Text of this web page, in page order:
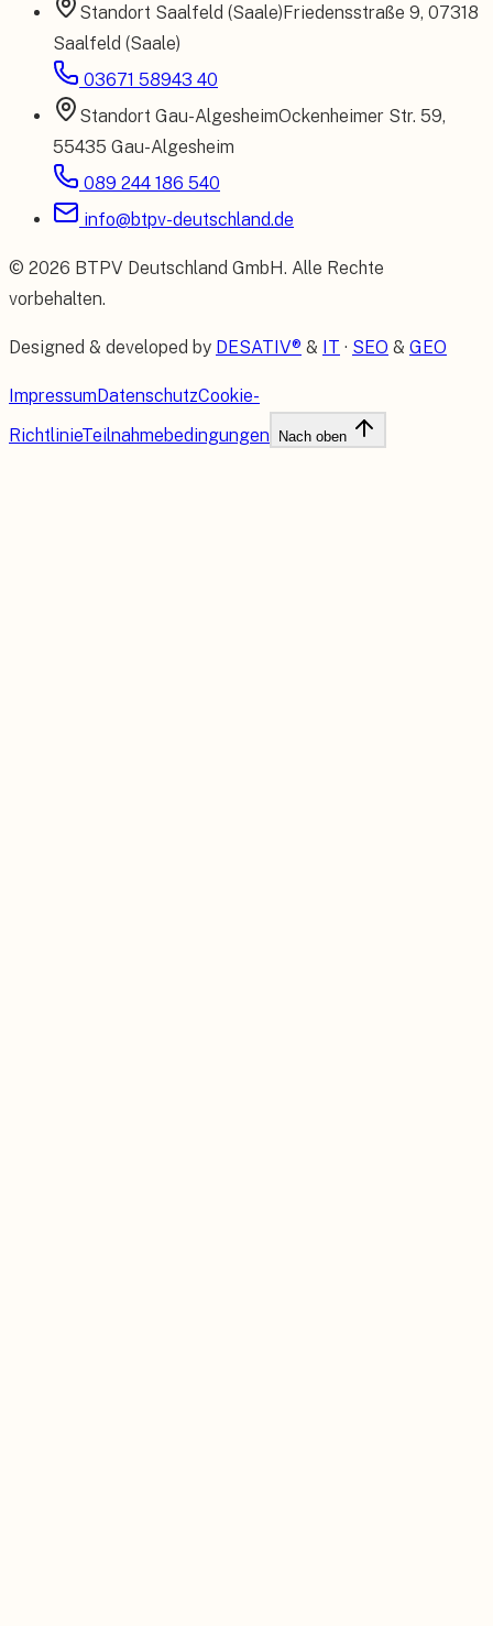
Standort Saalfeld (Saale)Friedensstraße 9, 07318
Saalfeld (Saale)
03671 58943 40
Standort Gau-AlgesheimOckenheimer Str. 59,
55435 Gau-Algesheim
089 244 186 540
info@btpv-deutschland.de
© 2026 BTPV Deutschland GmbH. Alle Rechte
vorbehalten.
Designed & developed by DESATIV® & IT · SEO & GEO
ImpressumDatenschutzCookie-
RichtlinieTeilnahmebedingungen Nach oben